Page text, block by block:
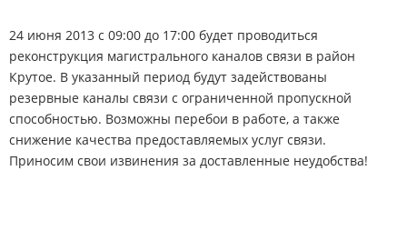
24 июня 2013 с 09:00 до 17:00 будет проводиться
реконструкция магистрального каналов связи в район
Крутое. В указанный период будут задействованы
резервные каналы связи с ограниченной пропускной
способностью. Возможны перебои в работе, а также
снижение качества предоставляемых услуг связи.
Приносим свои извинения за доставленные неудобства!